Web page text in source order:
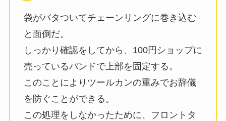
袋がバタついてチェーンリングに巻き込む
と面倒だ。
しっかり確認をしてから、100円ショップに
売っているバンドで上部を固定する。
このことによりツールカンの重みでお辞儀
を防ぐことができる。
この処理をしなかったために、フロントタ